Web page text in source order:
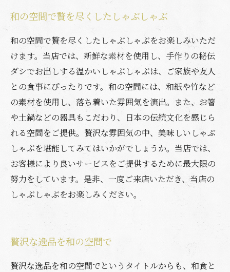
和の空間で贅を尽くしたしゃぶしゃぶ
和の空間で贅を尽くしたしゃぶしゃぶをお楽しみいただ
けます。当店では、新鮮な素材を使用し、手作りの秘伝
ダシでお出しする温かいしゃぶしゃぶは、ご家族や友人
との食事にぴったりです。和の空間には、和紙や竹など
の素材を使用し、落ち着いた雰囲気を演出。また、お箸
や土鍋などの器具もこだわり、日本の伝統文化を感じら
れる空間をご提供。贅沢な雰囲気の中、美味しいしゃぶ
しゃぶを堪能してみてはいかがでしょうか。当店では、
お客様により良いサービスをご提供するために最大限の
努力をしています。是非、一度ご来店いただき、当店の
しゃぶしゃぶをお楽しみください。
贅沢な逸品を和の空間で
贅沢な逸品を和の空間でというタイトルからも、和食と